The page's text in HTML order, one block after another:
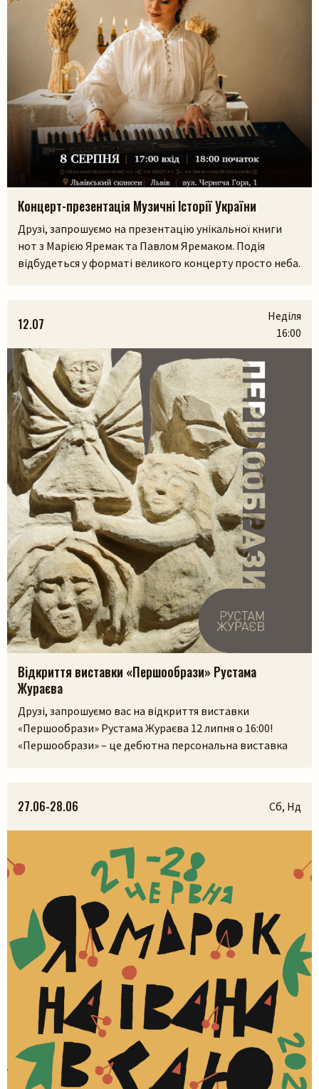
Пошук на сайті
Шукати
Концерт-презентація Музичні Історії України
Друзі, запрошуємо на презентацію унікальної книги
нот з Марією Яремак та Павлом Яремаком. Подія
відбудеться у форматі великого концерту просто неба.
народилися з українських легенд, природи та музики.
На вас чекають:– презентація книги разом з авторами
Марією Яремак та Павлом Яремаком.– […]
12.07
Неділя
16:00
Відкриття виставки «Першообрази» Рустама
Жураєва
Друзі, запрошуємо вас на відкриття виставки
«Першообрази» Рустама Жураєва 12 липня о 16:00!
«Першообрази» – це дебютна персональна виставка
передати досвід і встановити зв’язок із сакральним.
Камінь, як матеріал, існував задовго до появи людини,
27.06-28.06 Сб, Нд